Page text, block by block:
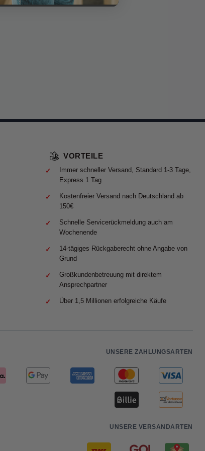
VORTEILE
Immer schneller Versand, Standard 1-3 Tage,
Express 1 Tag
Kostenfreier Versand nach Deutschland ab
150€
Schnelle Servicerückmeldung auch am
Wochenende
14-tägiges Rückgaberecht ohne Angabe von
Grund
Großkundenbetreuung mit direktem
Ansprechpartner
Über 1,5 Millionen erfolgreiche Käufe
UNSERE ZAHLUNGSARTEN
UNSERE VERSANDARTEN